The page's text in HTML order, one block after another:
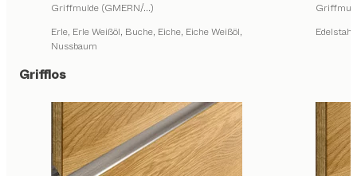
Griffmulde (GMERN/...)
Erle, Erle Weißöl, Buche, Eiche, Eiche Weißöl,
Nussbaum
Grifflos